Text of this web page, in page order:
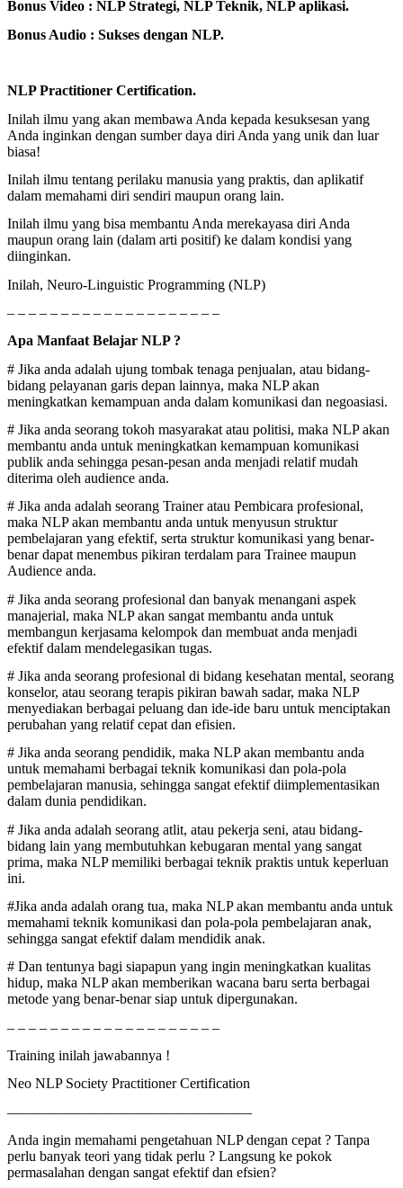
Bonus Video : NLP Strategi, NLP Teknik, NLP aplikasi.
Bonus Audio : Sukses dengan NLP.
NLP Practitioner Certification.
Inilah ilmu yang akan membawa Anda kepada kesuksesan yang
Anda inginkan dengan sumber daya diri Anda yang unik dan luar
biasa!
Inilah ilmu tentang perilaku manusia yang praktis, dan aplikatif
dalam memahami diri sendiri maupun orang lain.
Inilah ilmu yang bisa membantu Anda merekayasa diri Anda
maupun orang lain (dalam arti positif) ke dalam kondisi yang
diinginkan.
Inilah, Neuro-Linguistic Programming (NLP)
– – – – – – – – – – – – – – – – – – – –
Apa Manfaat Belajar NLP ?
# Jika anda adalah ujung tombak tenaga penjualan, atau bidang-
bidang pelayanan garis depan lainnya, maka NLP akan
meningkatkan kemampuan anda dalam komunikasi dan negoasiasi.
# Jika anda seorang tokoh masyarakat atau politisi, maka NLP akan
membantu anda untuk meningkatkan kemampuan komunikasi
publik anda sehingga pesan-pesan anda menjadi relatif mudah
diterima oleh audience anda.
# Jika anda adalah seorang Trainer atau Pembicara profesional,
maka NLP akan membantu anda untuk menyusun struktur
pembelajaran yang efektif, serta struktur komunikasi yang benar-
benar dapat menembus pikiran terdalam para Trainee maupun
Audience anda.
# Jika anda seorang profesional dan banyak menangani aspek
manajerial, maka NLP akan sangat membantu anda untuk
membangun kerjasama kelompok dan membuat anda menjadi
efektif dalam mendelegasikan tugas.
# Jika anda seorang profesional di bidang kesehatan mental, seorang
konselor, atau seorang terapis pikiran bawah sadar, maka NLP
menyediakan berbagai peluang dan ide-ide baru untuk menciptakan
perubahan yang relatif cepat dan efisien.
# Jika anda seorang pendidik, maka NLP akan membantu anda
untuk memahami berbagai teknik komunikasi dan pola-pola
pembelajaran manusia, sehingga sangat efektif diimplementasikan
dalam dunia pendidikan.
# Jika anda adalah seorang atlit, atau pekerja seni, atau bidang-
bidang lain yang membutuhkan kebugaran mental yang sangat
prima, maka NLP memiliki berbagai teknik praktis untuk keperluan
ini.
#Jika anda adalah orang tua, maka NLP akan membantu anda untuk
memahami teknik komunikasi dan pola-pola pembelajaran anak,
sehingga sangat efektif dalam mendidik anak.
# Dan tentunya bagi siapapun yang ingin meningkatkan kualitas
hidup, maka NLP akan memberikan wacana baru serta berbagai
metode yang benar-benar siap untuk dipergunakan.
– – – – – – – – – – – – – – – – – – – –
Training inilah jawabannya !
Neo NLP Society Practitioner Certification
—————————————————
Anda ingin memahami pengetahuan NLP dengan cepat ? Tanpa
perlu banyak teori yang tidak perlu ? Langsung ke pokok
permasalahan dengan sangat efektif dan efsien?